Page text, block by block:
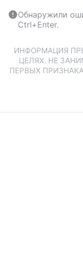
Обнаружили
Ctrl+Enter.
ИНФОРМАЦИЯ
ЦЕЛЯХ. НЕ
ПЕРВЫХ